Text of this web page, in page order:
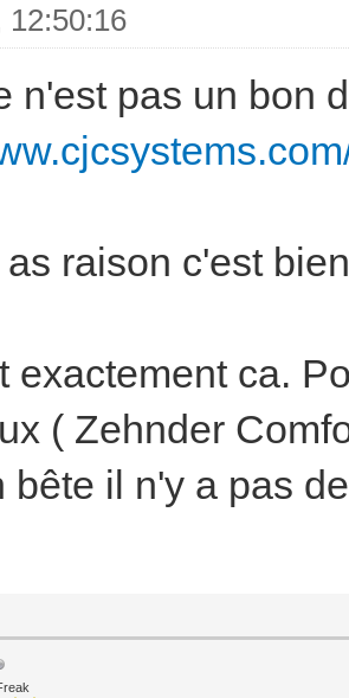
12:50:16
n'est pas un bon
as raison c'est
exactement ca.
( Zehnder
bête il n'y a pas